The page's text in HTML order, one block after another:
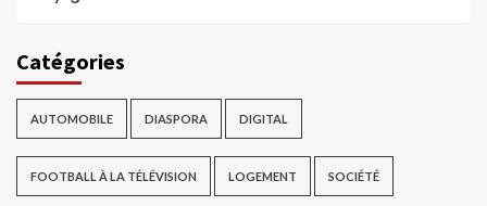
Catégories
AUTOMOBILE DIASPORA DIGITAL
FOOTBALL À LA TÉLÉVISION LOGEMENT SOCIÉTÉ